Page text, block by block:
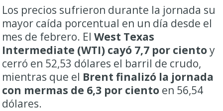
Los precios sufrieron durante la jornada su
mayor caída porcentual en un día desde el
mes de febrero. El West Texas
Intermediate (WTI) cayó 7,7 por cientoy
cerró en 52,53 dólares el barril de crudo,
mientras que el Brent finalizó la jornada
con mermas de 6,3 por ciento en 56,54
dólares.